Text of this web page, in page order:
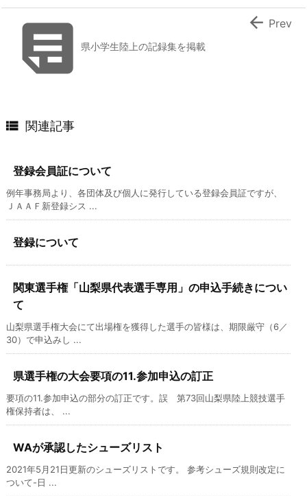
県小学生陸上の記録集を掲載
 Prev
 関連記事
登録会員証について
例年事務局より、各団体及び個人に発行している登録会員証ですが、
ＪＡＡＦ新登録シス ...
登録について
関東選手権「山梨県代表選手専用」の申込手続きについ
て
山梨県選手権大会にて出場権を獲得した選手の皆様は、期限厳守（6／
30）で申込みし ...
県選手権の大会要項の11.参加申込の訂正
要項の11.参加申込の部分の訂正です。誤 第73回山梨県陸上競技選手
権保持者は、 ...
WAが承認したシューズリスト
2021年5月21日更新のシューズリストです。 参考シューズ規則改定に
ついて-日 ...